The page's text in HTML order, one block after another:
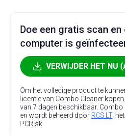
Doe een gratis scan
computer is
VERWIJDER HET NU
Om het volledige product te
licentie van Combo Cleaner
van 7 dagen beschikbaar. Combo
en wordt beheerd door RCS LT,
PCRisk.